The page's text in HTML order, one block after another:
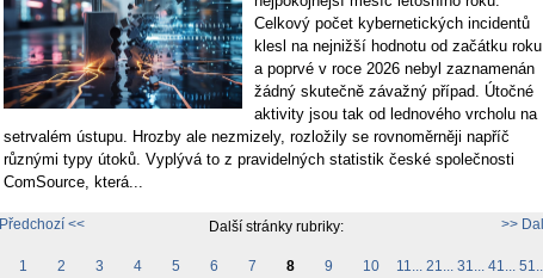
Celkový počet kybernetických incidentů
klesl na nejnižší hodnotu od začátku roku
a poprvé v roce 2026 nebyl zaznamenán
žádný skutečně závažný případ. Útočné
aktivity jsou tak od lednového vrcholu na
setrvalém ústupu. Hrozby ale nezmizely, rozložily se rovnoměrněji napříč
různými typy útoků. Vyplývá to z pravidelných statistik české společnosti
ComSource, která...
Předchozí << >>
Další stránky rubriky:
1 2 3 4 5 6 7 8 9 10 11... 21... 31... 41...